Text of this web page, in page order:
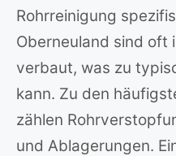
Rohrreinigung
Oberneuland sind oft
verbaut, was zu
kann. Zu den
zählen
und Ablagerungen.